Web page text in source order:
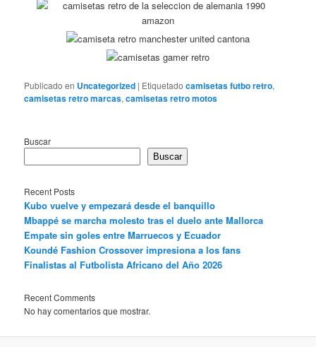
Publicado en Uncategorized | Etiquetado camisetas futbo retro,
camisetas retro marcas,camisetas retro motos
Buscar
Buscar
Recent Posts
Kubo vuelve y empezará desde el banquillo
Mbappé se marcha molesto tras el duelo ante Mallorca
Empate sin goles entre Marruecos y Ecuador
Koundé Fashion Crossover impresiona a los fans
Finalistas al Futbolista Africano del Año 2026
Recent Comments
No hay comentarios que mostrar.